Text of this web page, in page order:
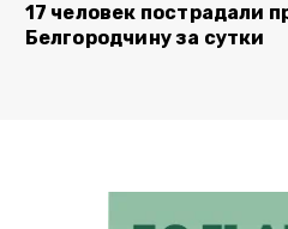
17 человек пострадали
Белгородчину за сутки